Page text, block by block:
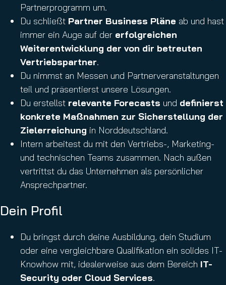
Partnerprogramm um.
Du schließt Partner Business Pläne ab und hast
immer ein Auge auf der erfolgreichen
Weiterentwicklung der von dir betreuten
Vertriebspartner.
Du nimmst an Messen und Partnerveranstaltungen
teil und präsentierst unsere Lösungen.
Du erstellst relevante Forecasts und definierst
konkrete Maßnahmen zur Sicherstellung der
Zielerreichung in Norddeutschland.
Intern arbeitest du mit den Vertriebs-, Marketing-
und technischen Teams zusammen. Nach außen
vertrittst du das Unternehmen als persönlicher
Ansprechpartner.
Dein Profil
Du bringst durch deine Ausbildung, dein Studium
oder eine vergleichbare Qualifikation ein solides IT-
Knowhow mit, idealerweise aus dem Bereich IT-
Security oder Cloud Services.